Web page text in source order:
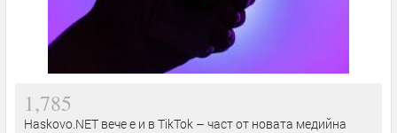
1,785
Haskovo.NET вече е и в TikTok – част от новата медийна